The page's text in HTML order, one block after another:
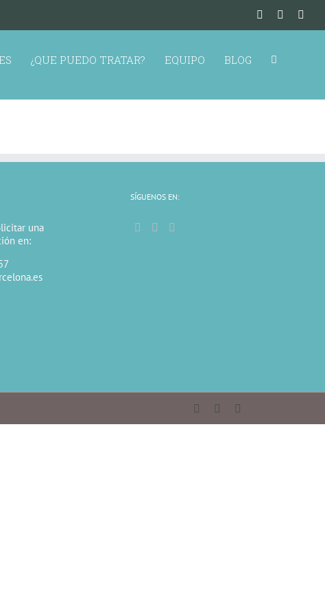
¿QUE PUEDO TRATAR? EQUIPO BLOG
una
en:
SÍGUENOS EN: